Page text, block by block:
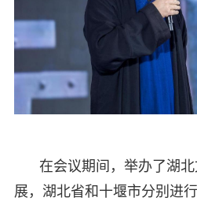
在会议期间，举办了湖
展，湖北省和十堰市分别进